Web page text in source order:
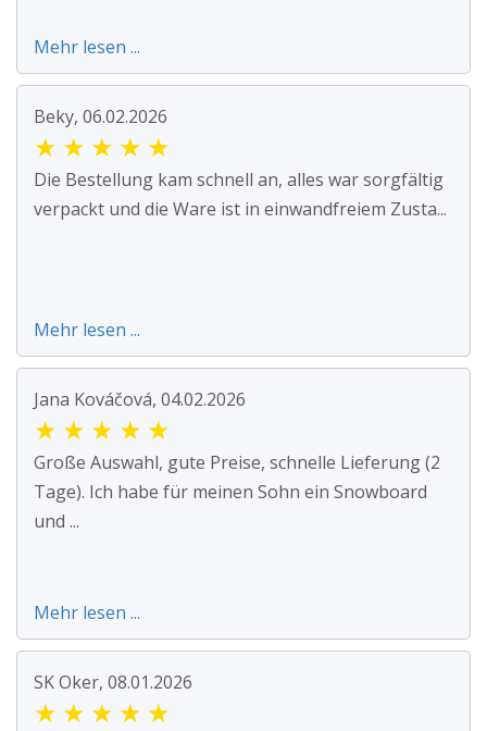
Mehr lesen ...
Beky, 06.02.2026
★ ★ ★ ★ ★
Die Bestellung kam schnell an, alles war sorgfältig
verpackt und die Ware ist in einwandfreiem Zusta...
Mehr lesen ...
Jana Kováčová, 04.02.2026
★ ★ ★ ★ ★
Große Auswahl, gute Preise, schnelle Lieferung (2
Tage). Ich habe für meinen Sohn ein Snowboard
und ...
Mehr lesen ...
SK Oker, 08.01.2026
★ ★ ★ ★ ★